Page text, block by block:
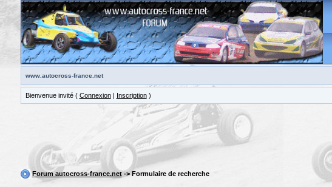
www.autocross-france.net
Bienvenue invité ( Connexion| Inscription)
Forum autocross-france.net-> Formulaire de recherche